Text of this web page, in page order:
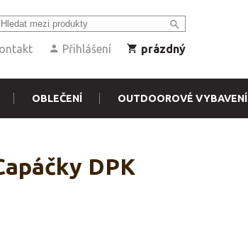
Přihlášení prázdný
OBLEČENÍ OUTDOOROVÉ VYBAVENÍ
DPK